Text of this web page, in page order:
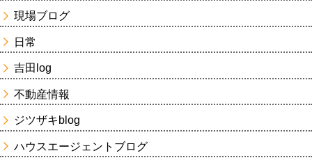
現場ブログ
日常
吉田log
不動産情報
ジツザキblog
ハウスエージェントブログ